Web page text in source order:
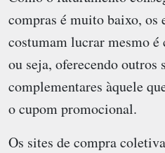
compras é muito baixo, os
costumam lucrar mesmo é
ou seja, oferecendo outros
complementares àquele
o cupom promocional.
Os sites de compra